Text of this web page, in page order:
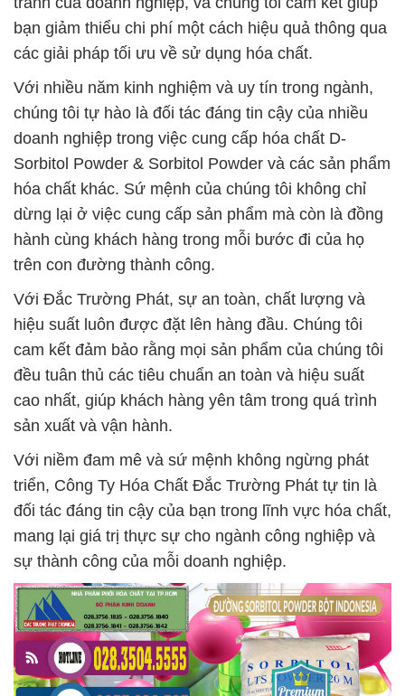
bạn giảm thiểu chi phí một cách hiệu quả thông qua
các giải pháp tối ưu về sử dụng hóa chất.
Với nhiều năm kinh nghiệm và uy tín trong ngành,
chúng tôi tự hào là đối tác đáng tin cậy của nhiều
doanh nghiệp trong việc cung cấp hóa chất D-
Sorbitol Powder & Sorbitol Powder và các sản phẩm
hóa chất khác. Sứ mệnh của chúng tôi không chỉ
dừng lại ở việc cung cấp sản phẩm mà còn là đồng
hành cùng khách hàng trong mỗi bước đi của họ
trên con đường thành công.
Với Đắc Trường Phát, sự an toàn, chất lượng và
hiệu suất luôn được đặt lên hàng đầu. Chúng tôi
cam kết đảm bảo rằng mọi sản phẩm của chúng tôi
đều tuân thủ các tiêu chuẩn an toàn và hiệu suất
cao nhất, giúp khách hàng yên tâm trong quá trình
sản xuất và vận hành.
Với niềm đam mê và sứ mệnh không ngừng phát
triển, Công Ty Hóa Chất Đắc Trường Phát tự tin là
đối tác đáng tin cậy của bạn trong lĩnh vực hóa chất,
mang lại giá trị thực sự cho ngành công nghiệp và
sự thành công của mỗi doanh nghiệp.